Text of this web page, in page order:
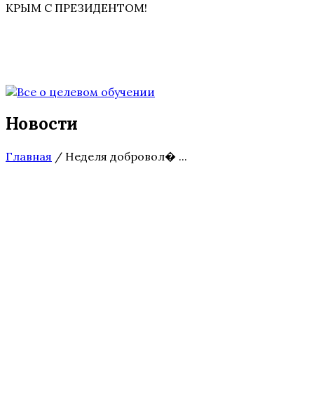
КРЫМ С ПРЕЗИДЕНТОМ!
Новости
Главная / Неделя добровол� ...